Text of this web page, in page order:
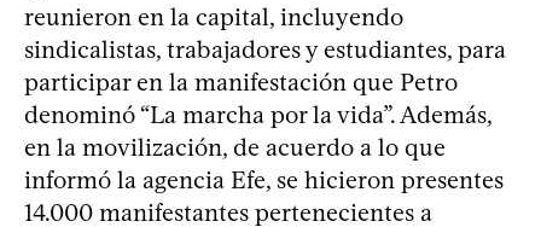
reunieron en la capital, incluyendo
sindicalistas, trabajadores y estudiantes, para
participar en la manifestación que Petro
denominó “La marcha por la vida”. Además,
en la movilización, de acuerdo a lo que
informó la agencia Efe, se hicieron presentes
14.000 manifestantes pertenecientes a